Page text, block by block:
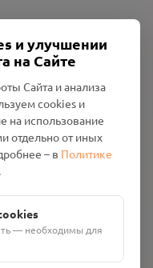
«Смоленский
область, р-н
д. 26А, пом. 18
в АО "АЛЬФА-БАНК"
и улучшении
на Сайте
Сайта и анализа
cookies и
на использование
отдельно от иных
– в Политике
.
— необходимы для